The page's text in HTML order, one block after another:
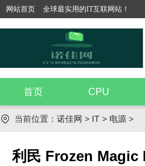
网站首页 全球最实用的IT互联网站！
首页 CPU
当前位置： 诺佳网 > IT > 电源 >
利民 Frozen Magic